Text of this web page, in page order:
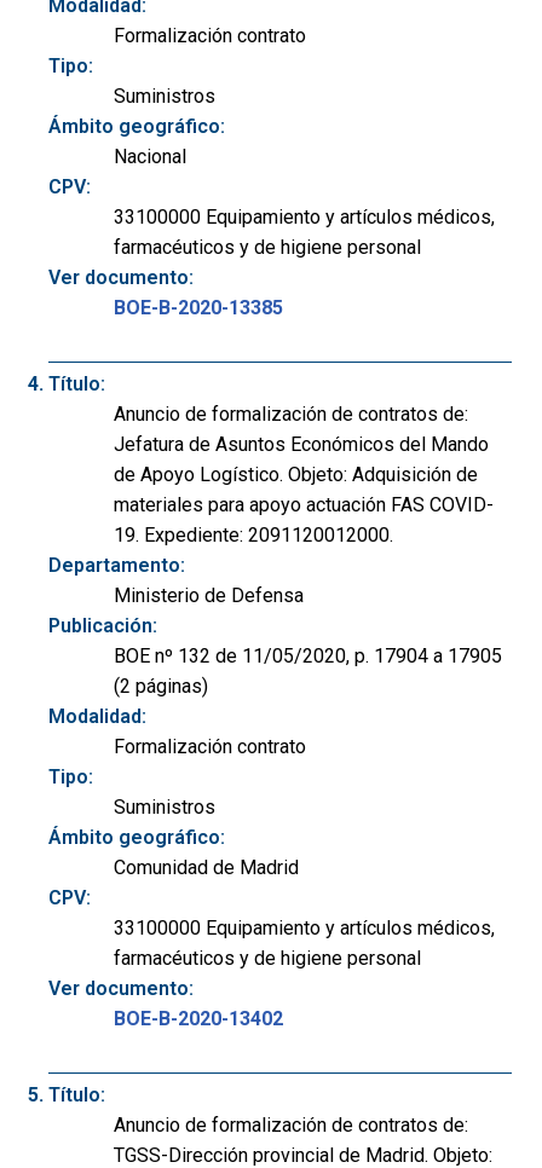
Modalidad:
Formalización contrato
Tipo:
Suministros
Ámbito geográfico:
Nacional
CPV:
33100000 Equipamiento y artículos médicos,
farmacéuticos y de higiene personal
Ver documento:
BOE-B-2020-13385
Título:
Anuncio de formalización de contratos de:
Jefatura de Asuntos Económicos del Mando
de Apoyo Logístico. Objeto: Adquisición de
materiales para apoyo actuación FAS COVID-
19. Expediente: 2091120012000.
Departamento:
Ministerio de Defensa
Publicación:
BOE nº 132 de 11/05/2020, p. 17904 a 17905
(2 páginas)
Modalidad:
Formalización contrato
Tipo:
Suministros
Ámbito geográfico:
Comunidad de Madrid
CPV:
33100000 Equipamiento y artículos médicos,
farmacéuticos y de higiene personal
Ver documento:
BOE-B-2020-13402
Título:
Anuncio de formalización de contratos de:
TGSS-Dirección provincial de Madrid. Objeto: